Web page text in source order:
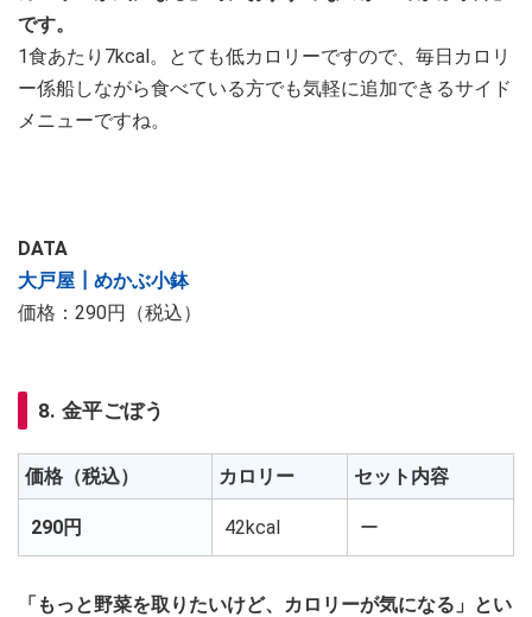
です。
1食あたり7kcal。とても低カロリーですので、毎日カロリ
ー係船しながら食べている方でも気軽に追加できるサイド
メニューですね。
DATA
大戸屋┃めかぶ小鉢
価格：290円（税込）
8. 金平ごぼう
価格（税込） カロリー セット内容
290円 42kcal ー
「もっと野菜を取りたいけど、カロリーが気になる」とい